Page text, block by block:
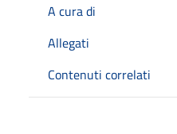
A cura di
Allegati
Contenuti correlati